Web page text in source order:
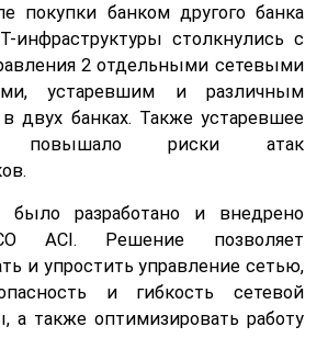
покупки банком другого банка
инфраструктуры столкнулись с
2 отдельными сетевыми
устаревшим и различным
двух банках. Также устаревшее
повышало риски атак
было разработано и внедрено
ACI. Решение позволяет
и упростить управление сетью,
и гибкость сетевой
а также оптимизировать работу